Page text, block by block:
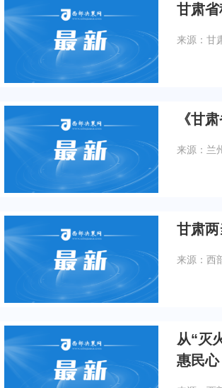
甘肃
来源：甘
《甘
来源：兰
来源：西
从“灭火器”到“
惠民心